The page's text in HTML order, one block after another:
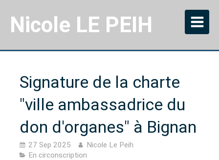
Nicole LE PEIH
Signature de la charte
"ville ambassadrice du
don d'organes" à Bignan
27 Sep 2025
Nicole Le Peih
En circonscription